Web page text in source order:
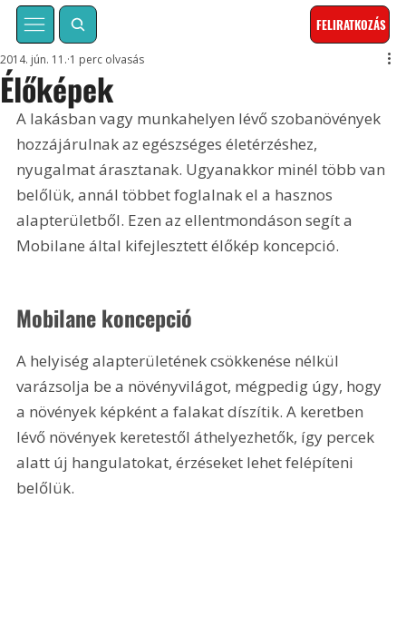
FELIRATKOZÁS
Élőképek
2014. jún. 11. 1 perc olvasás
A lakásban vagy munkahelyen lévő szobanövények
hozzájárulnak az egészséges életérzéshez,
nyugalmat árasztanak. Ugyanakkor minél több van
belőlük, annál többet foglalnak el a hasznos
alapterületből. Ezen az ellentmondáson segít a
Mobilane által kifejlesztett élőkép koncepció.
Mobilane koncepció
A helyiség alapterületének csökkenése nélkül
varázsolja be a növényvilágot, mégpedig úgy, hogy
a növények képként a falakat díszítik. A keretben
lévő növények keretestől áthelyezhetők, így percek
alatt új hangulatokat, érzéseket lehet felépíteni
belőlük.